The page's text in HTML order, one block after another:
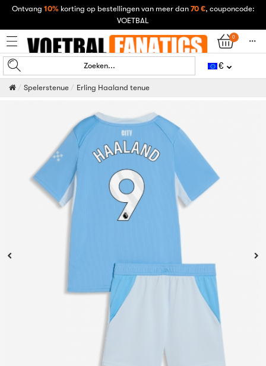
Ontvang 10%korting op bestellingen van meer dan 70 €, couponcode:
VOETBAL
0
󰄒
Zoeken... €
Spelerstenue Erling Haaland tenue